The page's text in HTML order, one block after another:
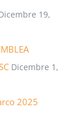
19,
Dicembre 1,
2025